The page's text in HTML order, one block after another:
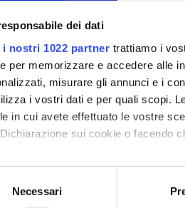
dei dati
i nostri 1022 partner trattiamo i
per memorizzare e accedere alle
misurare gli annunci e i
i vostri dati e per quali scopi.
in cui avete effettuato le vostre
sui cookie o facendo
tuo consenso, vorremmo anche:
raccogliere informazioni sulla tua
Necessari
soccorso a strategia di crescita.
clienti con il DIGITALE:
di giocare la partita.